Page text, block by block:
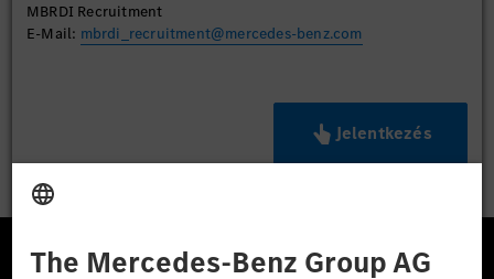
MBRDI Recruitment
E-Mail: mbrdi_recruitment@mercedes-benz.com
Jelentkezés